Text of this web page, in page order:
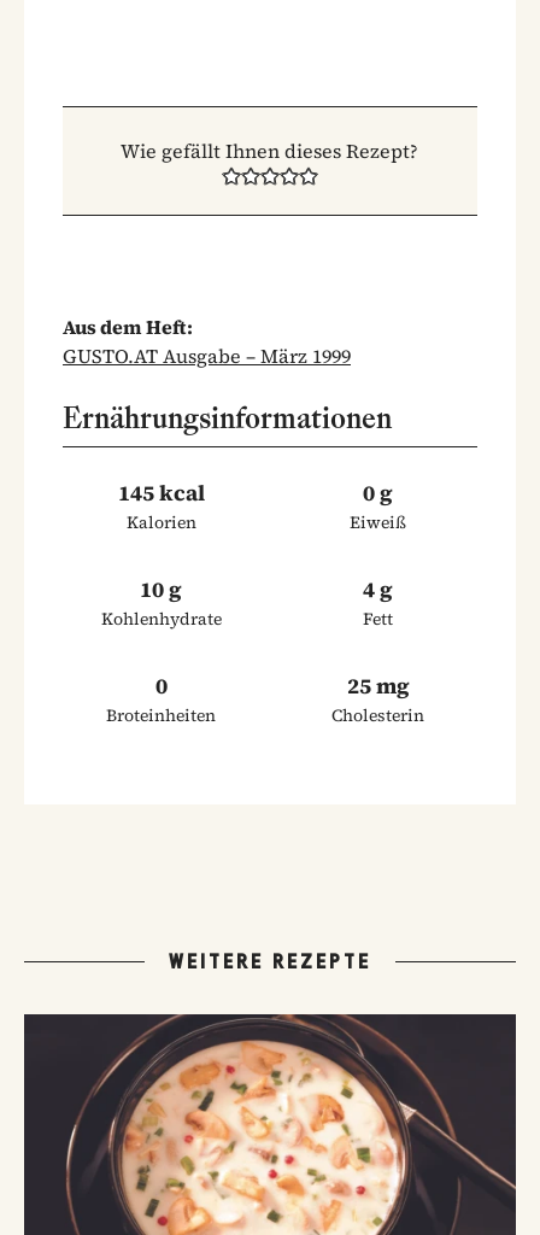
Wie gefällt Ihnen dieses Rezept?
Aus dem Heft:
GUSTO.AT Ausgabe – März 1999
Ernährungsinformationen
145 kcal
Kalorien
0 g
Eiweiß
10 g
Kohlenhydrate
4 g
Fett
0
Broteinheiten
25 mg
Cholesterin
WEITERE REZEPTE